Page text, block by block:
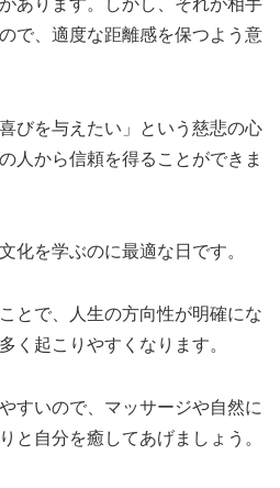
で、適度な距離感を保つよう意
びを与えたい」という慈悲の心
人から信頼を得ることができま
化を学ぶのに最適な日です。
とで、人生の方向性が明確にな
く起こりやすくなります。
すいので、マッサージや自然に
と自分を癒してあげましょう。